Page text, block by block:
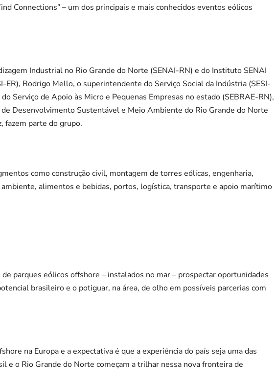
Connections” – um dos principais e mais conhecidos eventos eólicos
Industrial no Rio Grande do Norte (SENAI-RN) e do Instituto SENAI
ER), Rodrigo Mello, o superintendente do Serviço Social da Indústria (SESI-
Serviço de Apoio às Micro e Pequenas Empresas no estado (SEBRAE-RN),
Desenvolvimento Sustentável e Meio Ambiente do Rio Grande do Norte
fazem parte do grupo.
como construção civil, montagem de torres eólicas, engenharia,
alimentos e bebidas, portos, logística, transporte e apoio marítimo
parques eólicos offshore – instalados no mar – prospectar oportunidades
brasileiro e o potiguar, na área, de olho em possíveis parcerias com
na Europa e a expectativa é que a experiência do país seja uma das
e o Rio Grande do Norte começam a trilhar nessa nova fronteira de